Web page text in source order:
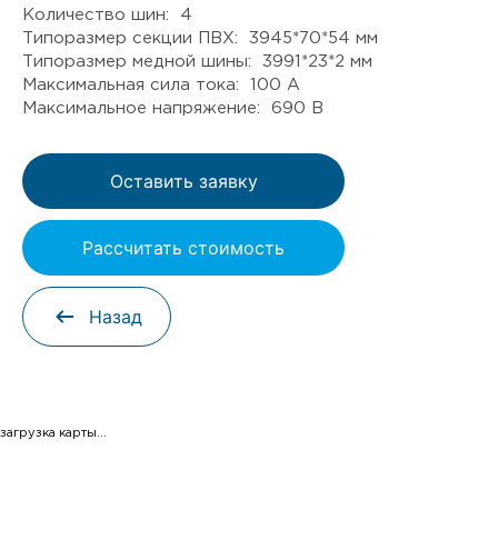
Количество шин: 4
Типоразмер секции ПВХ: 3945*70*54 мм
Типоразмер медной шины: 3991*23*2 мм
Максимальная сила тока: 100 А
Максимальное напряжение: 690 В
Оставить заявку
Рассчитать стоимость
Назад
загрузка карты...